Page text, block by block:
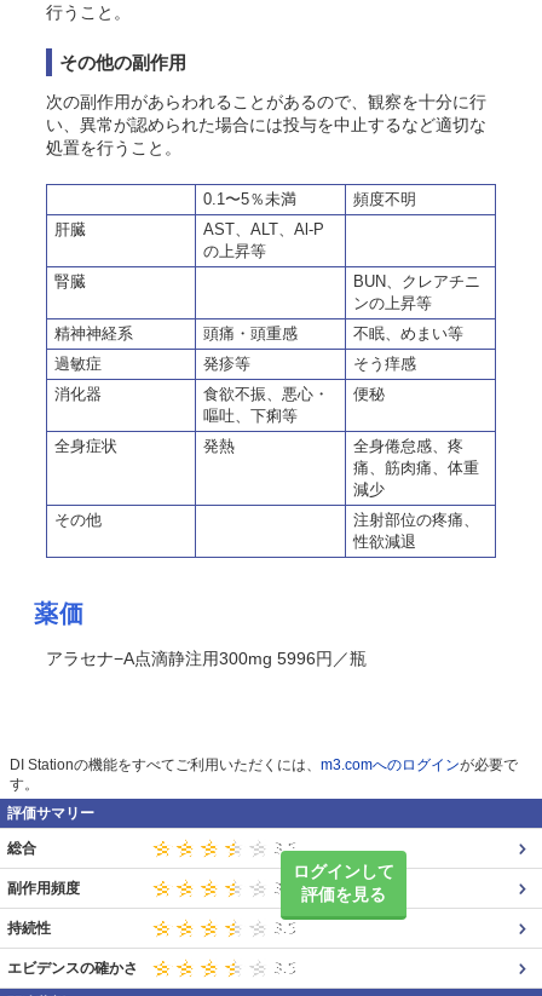
行うこと。
その他の副作用
次の副作用があらわれることがあるので、観察を十分に行
い、異常が認められた場合には投与を中止するなど適切な
処置を行うこと。
0.1〜5％未満
頻度不明
肝臓
AST、ALT、Al-P
の上昇等
腎臓
BUN、クレアチニ
ンの上昇等
精神神経系
頭痛・頭重感
不眠、めまい等
過敏症
発疹等
そう痒感
消化器
食欲不振、悪心・
嘔吐、下痢等
便秘
全身症状 発熱
全身倦怠感、疼
痛、筋肉痛、体重
減少
その他
注射部位の疼痛、
性欲減退
薬価
アラセナ−A点滴静注用300mg 5996円／瓶
DI Stationの機能をすべてご利用いただくには、 m3.comへのログインが必要で
す。
評価サマリー
ログインして
評価を見る
総合
副作用頻度
持続性
エビデンスの確かさ